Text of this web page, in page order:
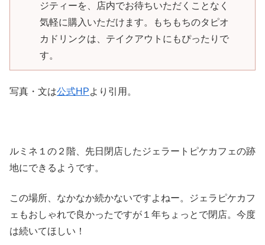
ジティーを、店内でお待ちいただくことなく
気軽に購入いただけます。もちもちのタピオ
カドリンクは、テイクアウトにもぴったりで
す。
写真・文は公式HPより引用。
ルミネ１の２階、先日閉店したジェラートピケカフェの跡
地にできるようです。
この場所、なかなか続かないですよねー。ジェラピケカフ
ェもおしゃれで良かったですが１年ちょっとで閉店。今度
は続いてほしい！